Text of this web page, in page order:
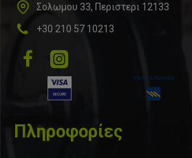
Σολωμου 33, Περιστερι 12133
+30 210 57 10213
Πληροφορίες